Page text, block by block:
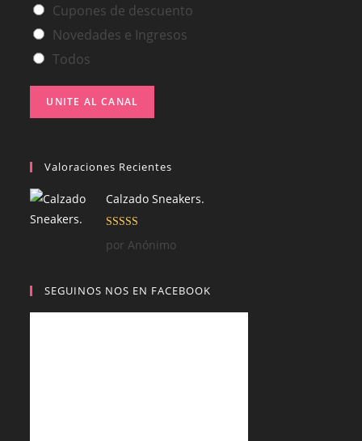
Cupones de descuento
Novedades e Ingresos
Todos
UNITE AL CANAL
Valoraciones Recientes
Calzado Sneakers.
Valorado con
5
por Anónimo
SEGUINOS NOS EN FACEBOOK